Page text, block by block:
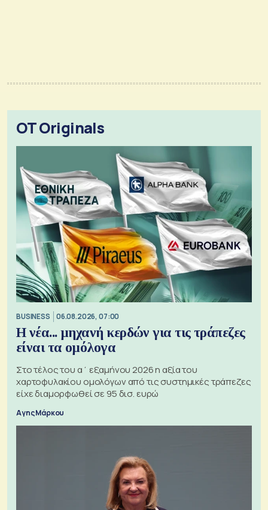
OT Originals
BUSINESS 06.08.2026, 07:00
Η νέα... μηχανή κερδών για τις τράπεζες
είναι τα ομόλογα
Στο τέλος του α΄ εξαμήνου 2026 η αξία του
χαρτοφυλακίου ομολόγων από τις συστημικές τράπεζες
είχε διαμορφωθεί σε 95 δισ. ευρώ
Αγης Μάρκου